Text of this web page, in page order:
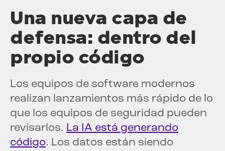
Una nueva capa de
defensa: dentro del
propio código
Los equipos de software modernos
realizan lanzamientos más rápido de lo
que los equipos de seguridad pueden
revisarlos. La IA está generando
código. Los datos están siendo